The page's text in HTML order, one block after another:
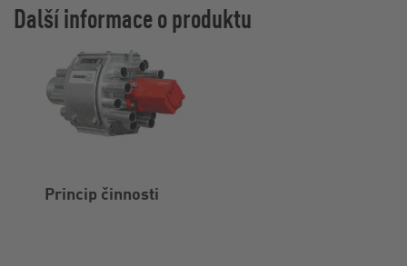
Další informace o produktu
Princip činnosti